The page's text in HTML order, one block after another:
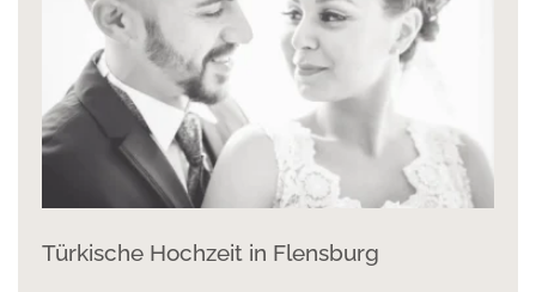
Türkische Hochzeit in Flensburg